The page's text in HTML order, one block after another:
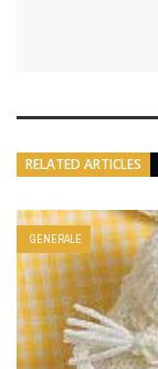
RELATED ARTICLES
GENERALE